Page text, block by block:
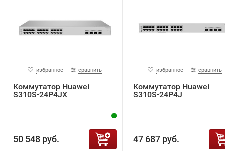
избранное сравнить
Коммутатор Huawei
S310S-24P4JX
50 548 руб.
избранное сравнить
Коммутатор Huawei
S310S-24P4J
47 687 руб.